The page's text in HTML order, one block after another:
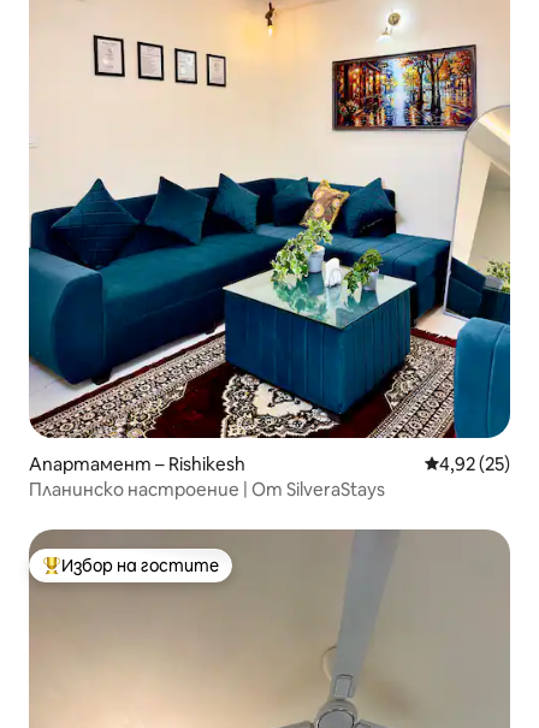
Апартамент – Rishikesh Средна
4,92 (25)
Планинско настроение | От SilveraStays
Най-популярен избор на гостите
Избор на гостите